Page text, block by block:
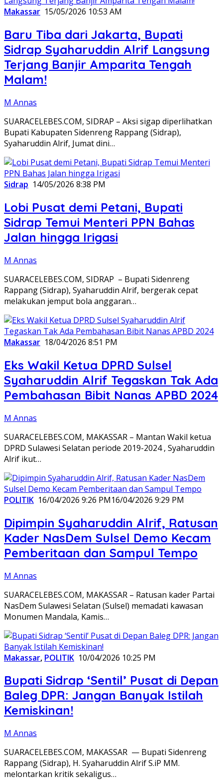
Makassar 15/05/2026 10:53 AM
Baru Tiba dari Jakarta, Bupati
Sidrap Syaharuddin Alrif Langsung
Terjang Banjir Amparita Tengah
Malam!
M Annas
SUARACELEBES.COM, SIDRAP – Aksi sigap diperlihatkan
Bupati Kabupaten Sidenreng Rappang (Sidrap),
Syaharuddin Alrif, Jumat dini…
Sidrap 14/05/2026 8:38 PM
Lobi Pusat demi Petani, Bupati
Sidrap Temui Menteri PPN Bahas
Jalan hingga Irigasi
M Annas
SUARACELEBES.COM, SIDRAP – Bupati Sidenreng
Rappang (Sidrap), Syaharuddin Alrif, bergerak cepat
melakukan jemput bola anggaran…
Makassar 18/04/2026 8:51 PM
Eks Wakil Ketua DPRD Sulsel
Syaharuddin Alrif Tegaskan Tak Ada
Pembahasan Bibit Nanas APBD 2024
M Annas
SUARACELEBES.COM, MAKASSAR – Mantan Wakil ketua
DPRD Sulawesi Selatan periode 2019-2024 , Syaharuddin
Alrif ikut…
POLITIK 16/04/2026 9:26 PM16/04/2026 9:29 PM
Dipimpin Syaharuddin Alrif, Ratusan
Kader NasDem Sulsel Demo Kecam
Pemberitaan dan Sampul Tempo
M Annas
SUARACELEBES.COM, MAKASSAR – Ratusan kader Partai
NasDem Sulawesi Selatan (Sulsel) memadati kawasan
Monumen Mandala, Kamis…
Makassar, POLITIK 10/04/2026 10:25 PM
Bupati Sidrap ‘Sentil’ Pusat di Depan
Baleg DPR: Jangan Banyak Istilah
Kemiskinan!
M Annas
SUARACELEBES.COM, MAKASSAR — Bupati Sidenreng
Rappang (Sidrap), H. Syaharuddin Alrif S.iP MM.
melontarkan kritik sekaligus…